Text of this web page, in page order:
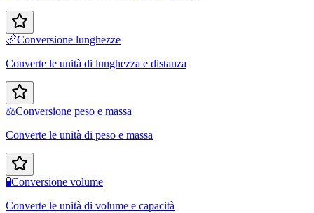
📏Conversione lunghezze
Converte le unità di lunghezza e distanza
⚖️Conversione peso e massa
Converte le unità di peso e massa
🧪Conversione volume
Converte le unità di volume e capacità